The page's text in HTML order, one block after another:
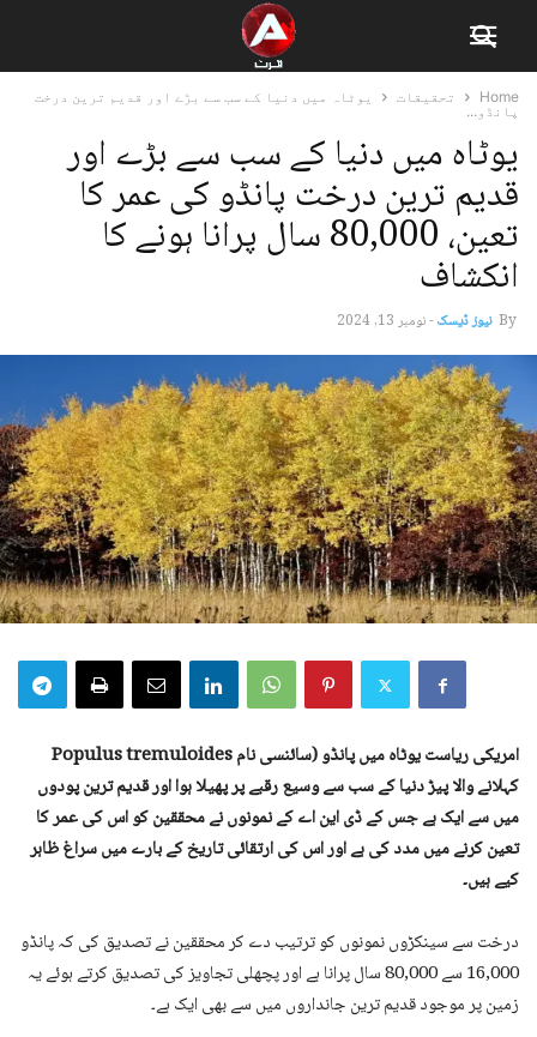
Home تحقیقات
یوٹاہ میں دنیا کے سب سے بڑے اور قدیم ترین درخت
پانڈو...
یوٹاہ میں دنیا کے سب سے بڑے اور
قدیم ترین درخت پانڈو کی عمر کا
تعین، 80,000 سال پرانا ہونے کا
انکشاف
By نیوز ڈیسک-نومبر 13, 2024
امریکی ریاست یوٹاہ میں پانڈو (سائنسی نام Populus tremuloides
کہلانے والا پیڑ دنیا کے سب سے وسیع رقبے پر پھیلا ہوا اور قدیم ترین پودوں
میں سے ایک ہے جس کے ڈی این اے کے نمونوں نے محققین کو اس کی عمر کا
تعین کرنے میں مدد کی ہے اور اس کی ارتقائی تاریخ کے بارے میں سراغ ظاہر
کیے ہیں۔
درخت سے سینکڑوں نمونوں کو ترتیب دے کر محققین نے تصدیق کی کہ پانڈو
16,000 سے 80,000 سال پرانا ہے اور پچھلی تجاویز کی تصدیق کرتے ہوئے یہ
زمین پر موجود قدیم ترین جانداروں میں سے بھی ایک ہے۔